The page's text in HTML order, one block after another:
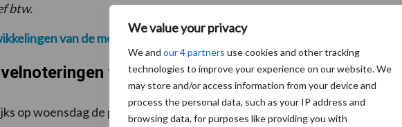
We value your privacy
We and our 4 partners use cookies and other tracking
technologies to improve your experience on our website. We
may store and/or access information from your device and
process the personal data, such as your IP address and
browsing data, for purposes like providing you with
btw.
van de melkprijs
vastgesteld?
op woensdag de prijzen (noteringen) vast waartegen diverse